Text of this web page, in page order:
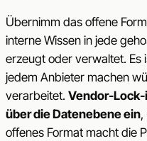
Übernimm das offene
interne Wissen in jede
erzeugt oder verwaltet. Es
jedem Anbieter machen
verarbeitet. Vendor-
über die Datenebene ein,
offenes Format macht die